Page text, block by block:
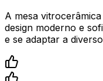
A mesa
design moderno e
e se adaptar a